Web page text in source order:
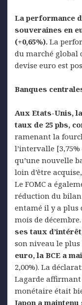
La performance
souveraines en
(+0,65%). La
du marché global
devise euro est
Banques
Aux Etats-Unis,
taux de 25 pbs,
ramenant la
l’intervalle [3,75%
qu’une nouvelle
loin d’être
Le FOMC a
réduction du
entamé il y a plus
mois de décembre.
ses taux
son niveau le plus
euro, la BCE a
2,00%). La
Lagarde
monétaire était
Japon a